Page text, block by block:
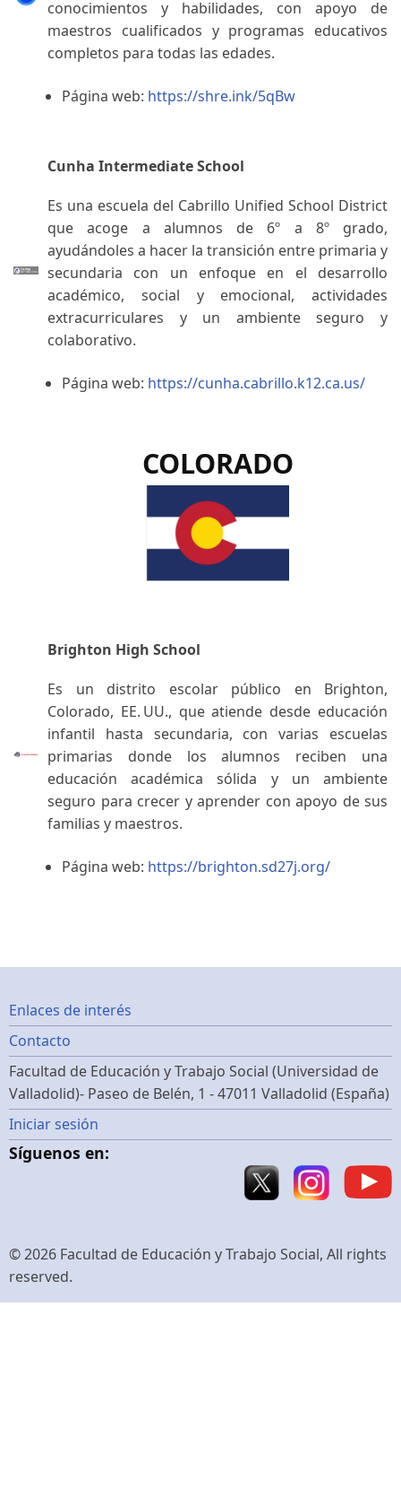
conocimientos y habilidades, con apoyo de
maestros cualificados y programas educativos
completos para todas las edades.
Página web: https://shre.ink/5qBw
Cunha Intermediate School
Es una escuela del Cabrillo Unified School District
que acoge a alumnos de 6º a 8º grado,
ayudándoles a hacer la transición entre primaria y
secundaria con un enfoque en el desarrollo
académico, social y emocional, actividades
extracurriculares y un ambiente seguro y
colaborativo.
Página web: https://cunha.cabrillo.k12.ca.us/
COLORADO
Brighton High School
Es un distrito escolar público en Brighton,
Colorado, EE. UU., que atiende desde educación
infantil hasta secundaria, con varias escuelas
primarias donde los alumnos reciben una
educación académica sólida y un ambiente
seguro para crecer y aprender con apoyo de sus
familias y maestros.
Página web: https://brighton.sd27j.org/
Footer
menu
Enlaces de interés
Contacto
Facultad de Educación y Trabajo Social (Universidad de
Valladolid)- Paseo de Belén, 1 - 47011 Valladolid (España)
Menú
de
de
usuario
Iniciar sesión
Síguenos en:
© 2026 Facultad de Educación y Trabajo Social, All rights
reserved.